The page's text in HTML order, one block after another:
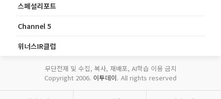
스페셜리포트
Channel 5
위너스IR클럽
무단전재 및 수집, 복사, 재배포, AI학습 이용 금지
Copyright 2006. 이투데이. All rights reserved